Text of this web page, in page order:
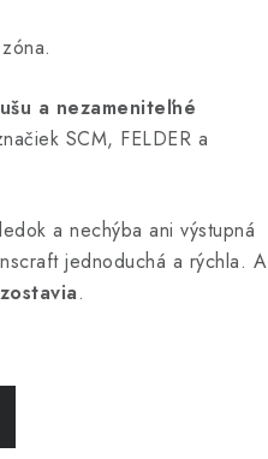
a nezameniteľné
SCM, FELDER a
a nechýba ani výstupná
jednoduchá a rýchla. A
.